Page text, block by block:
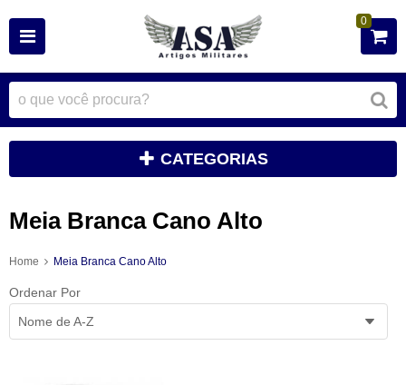
0
CATEGORIAS
Meia Branca Cano Alto
Home Meia Branca Cano Alto
Ordenar Por
Nome de A-Z